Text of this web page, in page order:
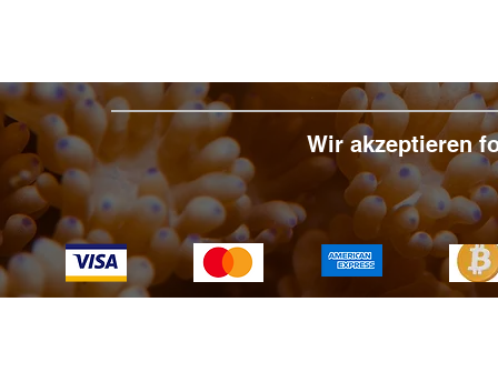
Wir akzeptieren